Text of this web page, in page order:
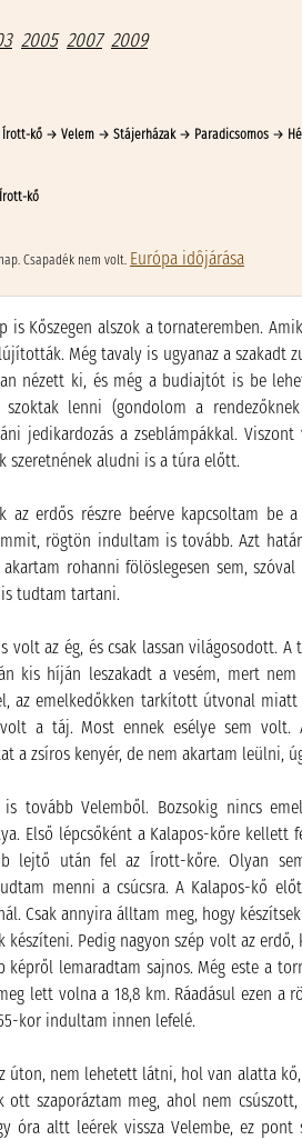
2005 2007 2009
kő → Velem → Stájerházak → Paradicsomos →
kő
Csapadék nem volt. Európa idôjárása
Kőszegen alszok a tornateremben.
Még tavaly is ugyanaz a
nézett ki, és még a budiajtót is be
lenni (gondolom a
jedikardozás a zseblámpákkal.
szeretnének aludni is a túra előtt.
az erdős részre beérve kapcsoltam be
rögtön indultam is tovább. Azt
rohanni fölöslegesen sem,
tudtam tartani.
az ég, és csak lassan világosodott.
kis híján leszakadt a vesém, mert
az emelkedőkken tarkított útvonal
a táj. Most ennek esélye sem volt.
a zsíros kenyér, de nem akartam leülni,
tovább Velemből. Bozsokig nincs
Első lépcsőként a Kalapos-kőre
lejtő után fel az Írott-kőre. Olyan
menni a csúcsra. A Kalapos-kő
Csak annyira álltam meg, hogy
Pedig nagyon szép volt az
képről lemaradtam sajnos. Még este a
lett volna a 18,8 km. Ráadásul ezen a
kor indultam innen lefelé.
úton, nem lehetett látni, hol van alatta
ott szaporáztam meg, ahol nem
óra altt leérek vissza Velembe, ez